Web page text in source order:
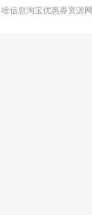
啥信息淘宝优惠券资源网